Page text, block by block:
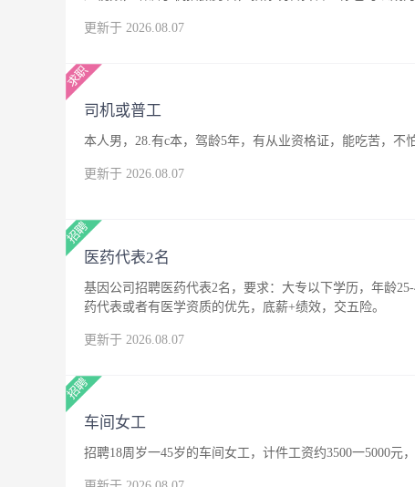
更新于 2026.08.07
司机或普工
本人男，28.有c本，驾龄5年，有从业资格证，能吃苦，
更新于 2026.08.07
医药代表2名
基因公司招聘医药代表2名，要求：大专以下学历，年龄
药代表或者有医学资质的优先，底薪+绩效，交五险。
更新于 2026.08.07
车间女工
招聘18周岁一45岁的车间女工，计件工资约3500一5000元